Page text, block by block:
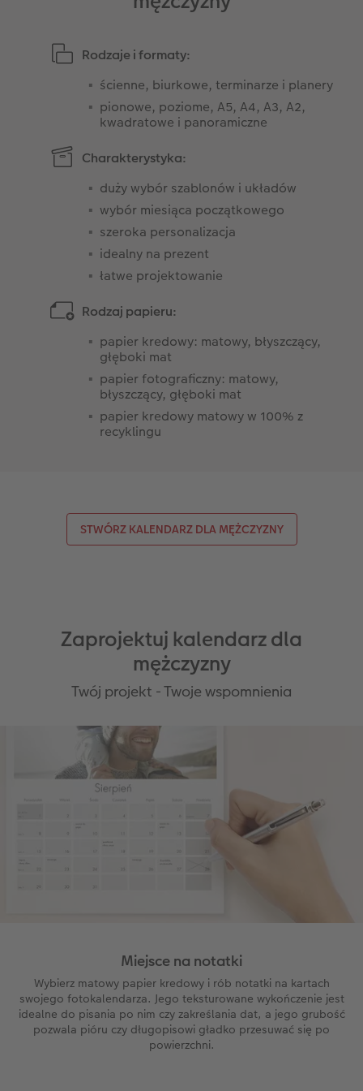
Rodzaje i formaty:
ścienne, biurkowe, terminarze i planery
pionowe, poziome, A5, A4, A3, A2,
kwadratowe i panoramiczne
Charakterystyka:
duży wybór szablonów i układów
wybór miesiąca początkowego
szeroka personalizacja
idealny na prezent
łatwe projektowanie
Rodzaj papieru:
papier kredowy: matowy, błyszczący,
głęboki mat
papier fotograficzny: matowy,
błyszczący, głęboki mat
papier kredowy matowy w 100% z
recyklingu
STWÓRZ KALENDARZ DLA MĘŻCZYZNY
Zaprojektuj kalendarz dla
mężczyzny
Twój projekt - Twoje wspomnienia
Miejsce na notatki
Wybierz matowy papier kredowy i rób notatki na kartach
swojego fotokalendarza. Jego teksturowane wykończenie jest
idealne do pisania po nim czy zakreślania dat, a jego grubość
pozwala pióru czy długopisowi gładko przesuwać się po
powierzchni.